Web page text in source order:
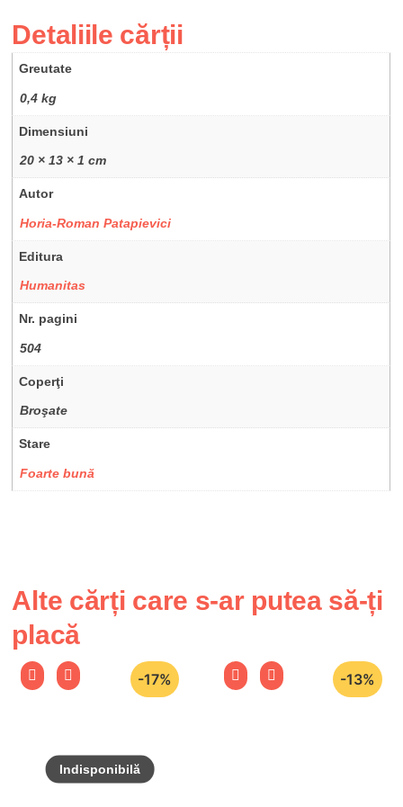
Detaliile cărții
Greutate
0,4 kg
Dimensiuni
20 × 13 × 1 cm
Autor
Horia-Roman Patapievici
Editura
Humanitas
Nr. pagini
504
Coperţi
Broşate
Stare
Foarte bună
Alte cărți care s-ar putea să-ți
placă
-17% -13%